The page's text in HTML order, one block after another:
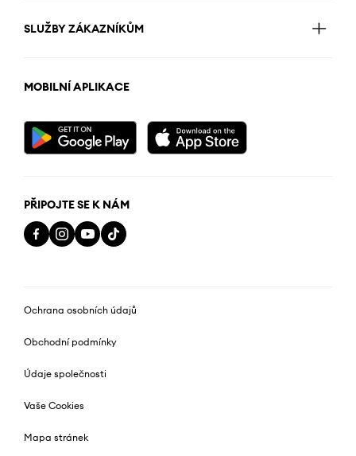
SLUŽBY ZÁKAZNÍKŮM
MOBILNÍ APLIKACE
PŘIPOJTE SE K NÁM
Ochrana osobních údajů
Obchodní podmínky
Údaje společnosti
Vaše Cookies
Mapa stránek